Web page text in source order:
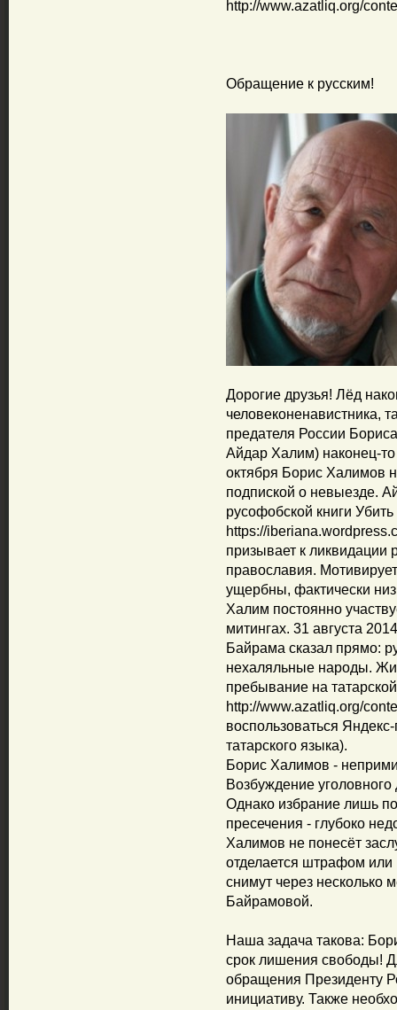
http://www.azatliq.org/
Обращение к русским!
Дорогие друзья! Лёд
человеконенавистника,
предателя России
Айдар Халим) наконец-
октября Борис Халимов
подпиской о невыезде.
русофобской книги
https://
призывает к ликвидации
православия.
ущербны, фактически
Халим постоянно
митингах. 31 августа
Байрама сказал прямо:
нехаляльные народы.
пребывание на
http://www.azatliq.org/
воспользоваться
татарского языка).
Борис Халимов -
Возбуждение
Однако избрание лишь
пресечения - глубоко
Халимов не понесёт
отделается штрафом или
снимут через несколько
Байрамовой.
Наша задача такова:
срок лишения свободы!
обращения Президенту
инициативу. Также